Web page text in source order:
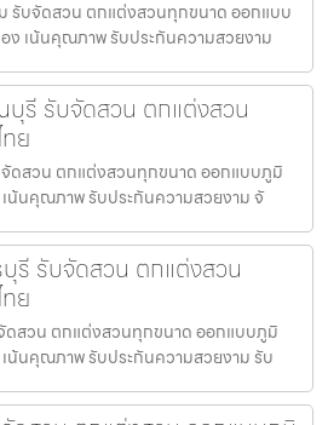
รับจัดสวน ตกแต่งสวนทุกขนาด ออกแบบ
ง เน้นคุณภาพ รับประกันความสวยงาม
รี รับจัดสวน ตกแต่งสวน
ย
ดสวน ตกแต่งสวนทุกขนาด ออกแบบภูมิ
เน้นคุณภาพ รับประกันความสวยงาม จั
รี รับจัดสวน ตกแต่งสวน
ย
ดสวน ตกแต่งสวนทุกขนาด ออกแบบภูมิ
น้นคุณภาพ รับประกันความสวยงาม รับ